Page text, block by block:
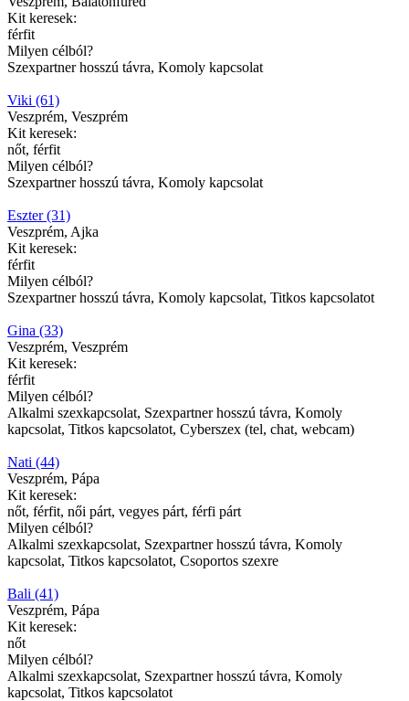
Kit keresek:
férfit
Milyen célból?
Szexpartner hosszú távra, Komoly kapcsolat
Viki (61)
Veszprém, Veszprém
Kit keresek:
nőt, férfit
Milyen célból?
Szexpartner hosszú távra, Komoly kapcsolat
Eszter (31)
Veszprém, Ajka
Kit keresek:
férfit
Milyen célból?
Szexpartner hosszú távra, Komoly kapcsolat, Titkos kapcsolatot
Gina (33)
Veszprém, Veszprém
Kit keresek:
férfit
Milyen célból?
Alkalmi szexkapcsolat, Szexpartner hosszú távra, Komoly
kapcsolat, Titkos kapcsolatot, Cyberszex (tel, chat, webcam)
Nati (44)
Veszprém, Pápa
Kit keresek:
nőt, férfit, női párt, vegyes párt, férfi párt
Milyen célból?
Alkalmi szexkapcsolat, Szexpartner hosszú távra, Komoly
kapcsolat, Titkos kapcsolatot, Csoportos szexre
Bali (41)
Veszprém, Pápa
Kit keresek:
nőt
Milyen célból?
Alkalmi szexkapcsolat, Szexpartner hosszú távra, Komoly
kapcsolat, Titkos kapcsolatot